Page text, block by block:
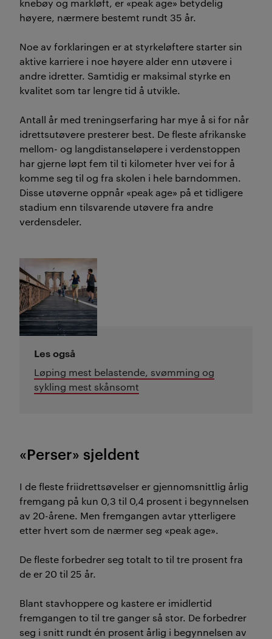
knebøy og markløft, er «peak age» betydelig
høyere, nærmere bestemt rundt 35 år.
Noe av forklaringen er at styrkeløftere starter sin
aktive karriere i noe høyere alder enn utøvere i
andre idretter. Samtidig er maksimal styrke en
kvalitet som tar lengre tid å utvikle.
Antall år med treningserfaring har mye å si for når
idrettsutøvere presterer best. De fleste afrikanske
mellom- og langdistanseløpere i verdenstoppen
har gjerne løpt fem til ti kilometer hver vei for å
komme seg til og fra skolen i hele barndommen.
Disse utøverne oppnår «peak age» på et tidligere
stadium enn tilsvarende utøvere fra andre
verdensdeler.
Les også
Løping mest belastende, svømming og
sykling mest skånsomt
«Perser» sjeldent
I de fleste friidrettsøvelser er gjennomsnittlig årlig
fremgang på kun 0,3 til 0,4 prosent i begynnelsen
av 20-årene. Men fremgangen avtar ytterligere
etter hvert som de nærmer seg «peak age».
De fleste forbedrer seg totalt to til tre prosent fra
de er 20 til 25 år.
Blant stavhoppere og kastere er imidlertid
fremgangen to til tre ganger så stor. De forbedrer
seg i snitt rundt én prosent årlig i begynnelsen av